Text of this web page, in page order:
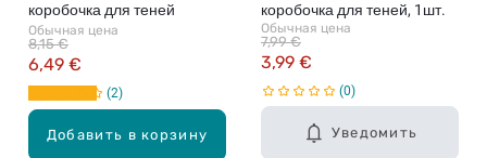
Добавить в корзину
коробочка для теней
Обычная цена
6,49 €
8,15 €
2
Уведомить
коробочка для теней, 1шт.
Обычная цена
3,99 €
7,99 €
0